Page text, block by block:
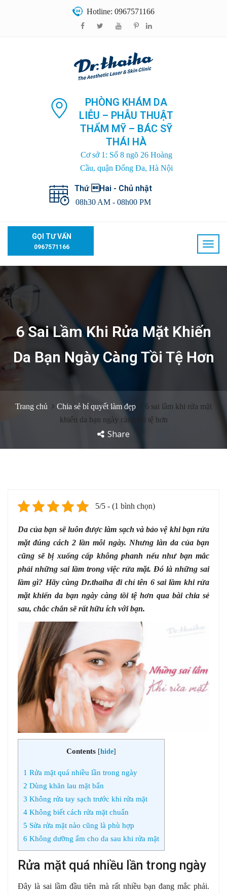
Hotline: 0967571166
PHÒNG KHÁM DA
LIỄU – PHẪU THUẬT
THẨM MỸ – BÁC SỸ
THÁI HÀ
Cơ sở 1: Số 8 ngõ 26 Hoàng
Cầu, quận Đống Đa, Hà Nội
Thứ Hai - Chủ nhật
08h30 AM - 08h00 PM
GỌI TƯ VẤN
0967571166
6 Sai Lầm Khi Rửa Mặt Khiến
Da Bạn Ngày Càng Tồi Tệ Hơn
Trang chủ Chia sẻ bí quyết làm đẹp
6 sai lầm khi rửa mặt
khiến da bạn ngày càng tồi tệ hơn
Share
5/5 - (1 bình chọn)
Da của bạn sẽ luôn được làm sạch và bảo vệ khi bạn rửa
mặt đúng cách 2 lần mỗi ngày. Nhưng làn da của bạn
cũng sẽ bị xuống cấp không phanh nếu như bạn mắc
phải những sai lầm trong việc rửa mặt. Đó là những sai
lầm gì? Hãy cùng Dr.thaiha đi chỉ tên 6 sai lầm khi rửa
mặt khiến da bạn ngày càng tồi tệ hơn qua bài chia sẻ
sau, chắc chắn sẽ rất hữu ích với bạn.
Contents [hide]
1 Rửa mặt quá nhiều lần trong ngày
2 Dùng khăn lau mặt bẩn
3 Không rửa tay sạch trước khi rửa mặt
4 Không biết cách rửa mặt chuẩn
5 Sửa rửa mặt nào cũng là phù hợp
6 Không dưỡng ẩm cho da sau khi rửa mặt
Rửa mặt quá nhiều lần trong ngày
Đây là sai lầm đầu tiên mà rất nhiều bạn đang mắc phải.